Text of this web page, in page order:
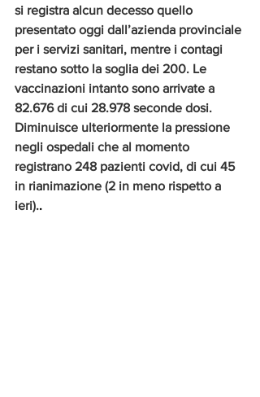
si registra alcun decesso quello
presentato oggi dall’azienda provinciale
per i servizi sanitari, mentre i contagi
restano sotto la soglia dei 200. Le
vaccinazioni intanto sono arrivate a
82.676 di cui 28.978 seconde dosi.
Diminuisce ulteriormente la pressione
negli ospedali che al momento
registrano 248 pazienti covid, di cui 45
in rianimazione (2 in meno rispetto a
ieri)..